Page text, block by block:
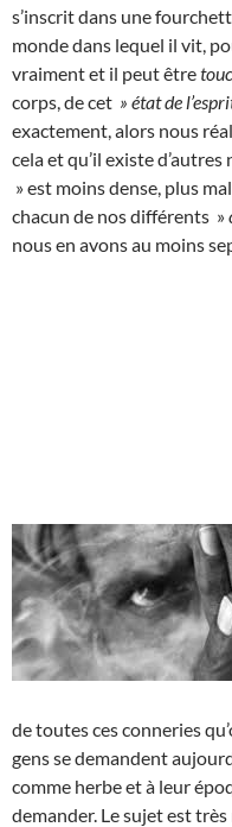
s’inscrit dans une
monde dans lequel il vit,
vraiment et il peut être
corps, de cet » état de
exactement, alors nous
cela et qu’il existe
» est moins dense, plus
chacun de nos différents »
nous en avons au moins
de toutes ces conneries
gens se demandent
comme herbe et à leur
demander. Le sujet est